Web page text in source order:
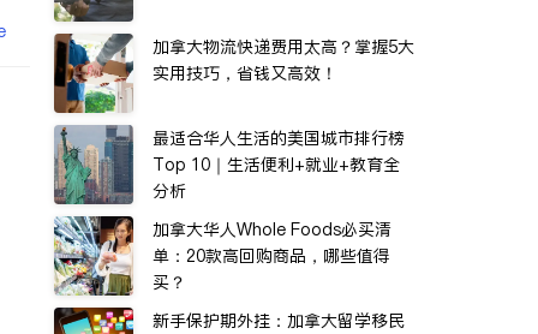
加拿大物流快递费用太高？掌握5大
实用技巧，省钱又高效！
最适合华人生活的美国城市排行榜
Top 10｜生活便利+就业+教育全
分析
加拿大华人Whole Foods必买清
单：20款高回购商品，哪些值得
买？
新手保护期外挂：加拿大留学移民